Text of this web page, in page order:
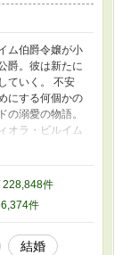
ム伯爵令嬢が小
爵。彼は新たに
ていく。 不安
にする何個かの
の溺愛の物語。
オラ・ビルイム
々と拗らせ気
228,848件
件
結婚